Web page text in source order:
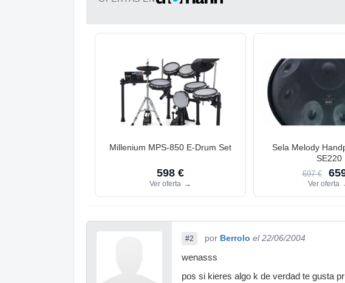
Millenium MPS-850 E-Drum Set
598 €
Ver oferta →
Sela Melody
SE220
697 €
Ver oferta
#2 por Berrolo el 22/06/2004
wenasss
pos si kieres algo k de verdad te gusta